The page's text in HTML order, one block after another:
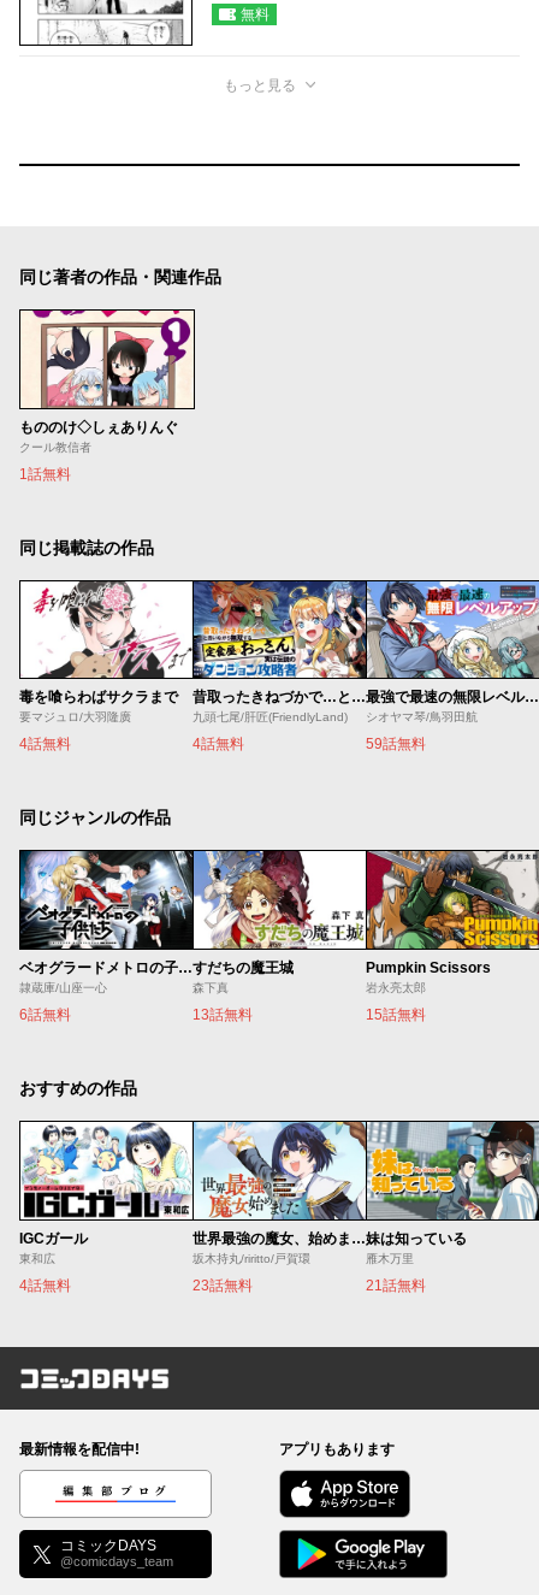
無料
もっと見る
同じ著者の作品・関連作品
もののけ◇しぇありんぐ
クール教信者
1話無料
同じ掲載誌の作品
毒を喰らわばサクラまで
要マジュロ/大羽隆廣
4話無料
昔取ったきねづかで…と言いながら無双する定食屋のおっさん、実は伝説のダンジョン攻略者
九頭七尾/肝匠(FriendlyLand)
4話無料
最強で最速の無限レベルアップ ～スキル【経験値１０００倍】と【レベルフリー】でレベル上限の枷が外れた俺は無双する～
シオヤマ琴/鳥羽田航
59話無料
同じジャンルの作品
ベオグラードメトロの子供たち
隷蔵庫/山座一心
6話無料
すだちの魔王城
森下真
13話無料
Pumpkin Scissors
岩永亮太郎
15話無料
おすすめの作品
IGCガール
東和広
4話無料
世界最強の魔女、始めました ～私だけ『攻略サイト』を見れる世界で自由に生きます～
坂木持丸/riritto/戸賀環
23話無料
妹は知っている
雁木万里
21話無料
コミックDAYS
最新情報を配信中!
編集部ブログ
コミックDAYS
@comicdays_team
アプリもあります